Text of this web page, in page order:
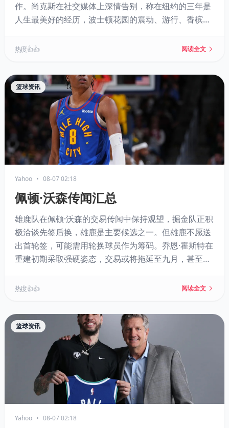
作。尚克斯在社交媒体上深情告别，称在纽约的三年是
人生最美好的经历，波士顿花园的震动、游行、香槟与
的核心助教团队预计留任。
热度 👍👍 阅读全文
篮球资讯
Yahoo • 08-07 02:18
佩顿·沃森传闻汇总
雄鹿队在佩顿·沃森的交易传闻中保持观望，掘金队正积
极洽谈先签后换，雄鹿是主要候选之一。但雄鹿不愿送
出首轮签，可能需用轮换球员作为筹码。乔恩·霍斯特在
重建初期采取强硬姿态，交易或将拖延至九月，甚至雄
热度 👍👍 阅读全文
篮球资讯
Yahoo • 08-07 02:18